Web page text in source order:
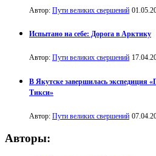
Автор: Пути великих свершений
Испытано на себе: Дорога в Арктику
Автор: Пути великих свершений
В Якутске завершилась экспедиция
Тикси»
Автор: Пути великих свершений
Авторы: